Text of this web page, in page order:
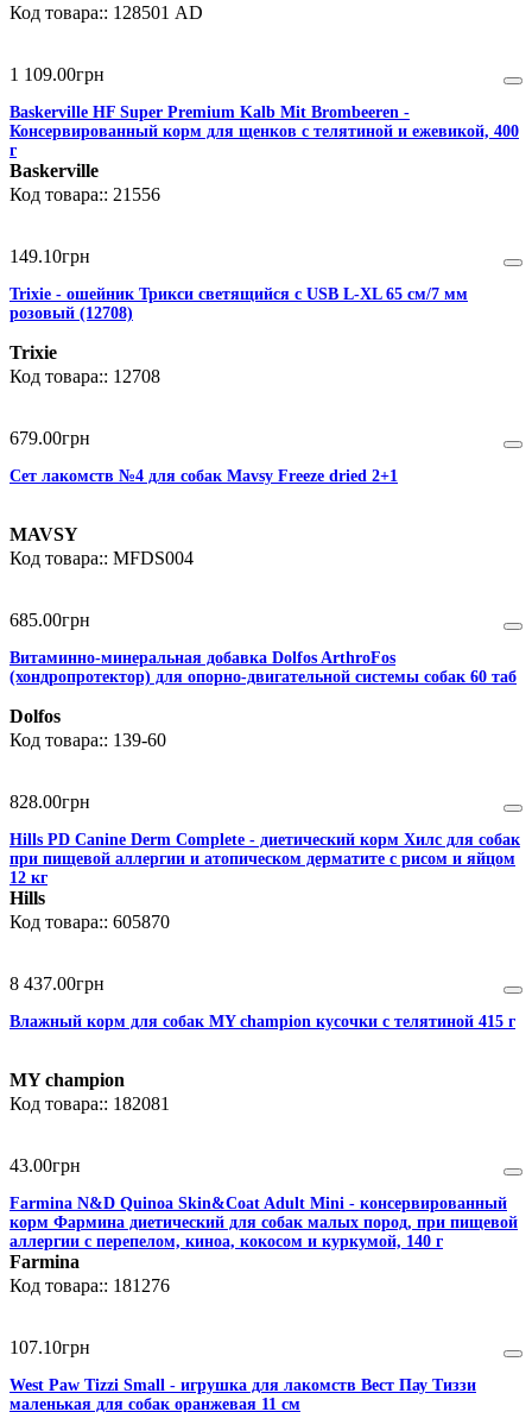
128501 AD
1 109.00грн
Baskerville HF Super Premium Kalb Mit Brombeeren -
Консервированный корм для щенков с телятиной и ежевикой, 400
г
Baskerville
21556
149.10грн
Trixie - ошейник Трикси светящийся с USB L-XL 65 cм/7 мм
розовый (12708)
Trixie
12708
679.00грн
Сет лакомств №4 для собак Mavsy Freeze dried 2+1
MAVSY
MFDS004
685.00грн
Витаминно-минеральная добавка Dolfos ArthroFos
(хондропротектор) для опорно-двигательной системы собак 60 таб
Dolfos
139-60
828.00грн
Hills PD Canine Derm Complete - диетический корм Хилс для собак
при пищевой аллергии и атопическом дерматите с рисом и яйцом
12 кг
Hills
605870
8 437.00грн
Влажный корм для собак MY champion кусочки с телятиной 415 г
MY champion
182081
43.00грн
Farmina N&D Quinoa Skin&Coat Adult Mini - консервированный
корм Фармина диетический для собак малых пород, при пищевой
аллергии с перепелом, киноа, кокосом и куркумой, 140 г
Farmina
181276
107.10грн
West Paw Tizzi Small - игрушка для лакомств Вест Пау Тиззи
маленькая для собак оранжевая 11 см